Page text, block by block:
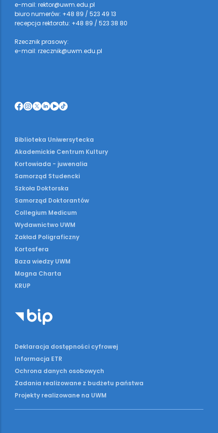
e-mail: rektor@uwm.edu.pl
biuro numerów: +48 89 / 523 49 13
recepcja rektoratu: +48 89 / 523 38 80
Rzecznik prasowy:
e-mail: rzecznik@uwm.edu.pl
Biblioteka Uniwersytecka
Akademickie Centrum Kultury
Kortowiada - juwenalia
Samorząd Studencki
Szkoła Doktorska
Samorząd Doktorantów
Collegium Medicum
Wydawnictwo UWM
Zakład Poligraficzny
Kortosfera
Baza wiedzy UWM
Magna Charta
KRUP
Deklaracja dostępności cyfrowej
Informacja ETR
Ochrona danych osobowych
Zadania realizowane z budżetu państwa
Projekty realizowane na UWM